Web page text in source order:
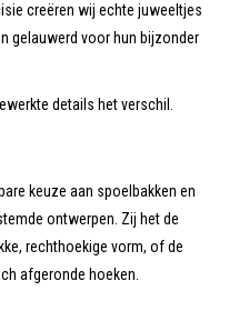
creëren wij echte juweeltjes
gelauwerd voor hun bijzonder
details het verschil.
keuze aan spoelbakken en
ontwerpen. Zij het de
rechthoekige vorm, of de
afgeronde hoeken.